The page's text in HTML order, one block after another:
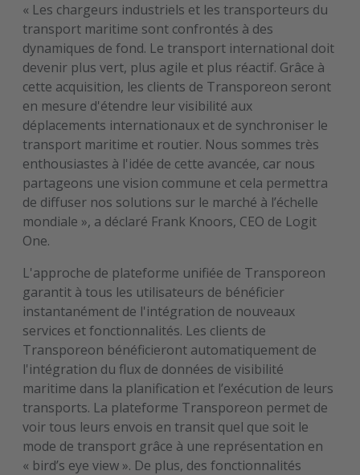
« Les chargeurs industriels et les transporteurs du
transport maritime sont confrontés à des
dynamiques de fond. Le transport international doit
devenir plus vert, plus agile et plus réactif. Grâce à
cette acquisition, les clients de Transporeon seront
en mesure d'étendre leur visibilité aux
déplacements internationaux et de synchroniser le
transport maritime et routier. Nous sommes très
enthousiastes à l'idée de cette avancée, car nous
partageons une vision commune et cela permettra
de diffuser nos solutions sur le marché à l’échelle
mondiale », a déclaré Frank Knoors, CEO de Logit
One.
L'approche de plateforme unifiée de Transporeon
garantit à tous les utilisateurs de bénéficier
instantanément de l'intégration de nouveaux
services et fonctionnalités. Les clients de
Transporeon bénéficieront automatiquement de
l'intégration du flux de données de visibilité
maritime dans la planification et l’exécution de leurs
transports. La plateforme Transporeon permet de
voir tous leurs envois en transit quel que soit le
mode de transport grâce à une représentation en
« bird’s eye view ». De plus, des fonctionnalités